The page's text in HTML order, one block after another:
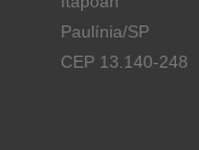
Paulínia/SP
CEP 13.140-248